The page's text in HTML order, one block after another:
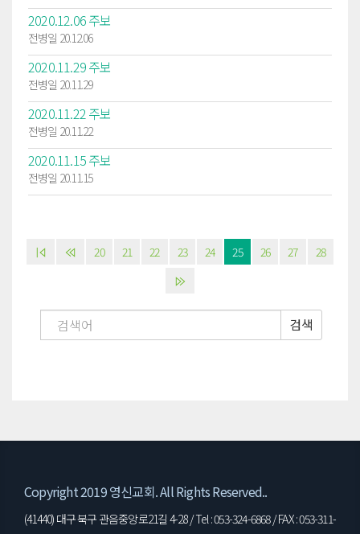
2020.12.06 주보
전병일 20.12.06
2020.11.29 주보
전병일 20.11.29
2020.11.22 주보
전병일 20.11.22
2020.11.15 주보
전병일 20.11.15
20 21 22 23 24 25 26 27 28
검색
Copyright 2019 영신교회. All Rights Reserved..
(41440) 대구 북구 관음중앙로21길 4-28 / Tel : 053-324-6868 / FAX : 053-311-